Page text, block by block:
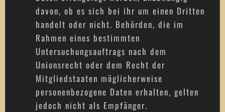
davon, ob es sich bei ihr um einen Dritten
handelt oder nicht. Behörden, die im
Rahmen eines bestimmten
Untersuchungsauftrags nach dem
Unionsrecht oder dem Recht der
Mitgliedstaaten möglicherweise
personenbezogene Daten erhalten, gelten
jedoch nicht als Empfänger.